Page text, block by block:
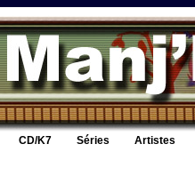
CD/K7 Séries Artistes